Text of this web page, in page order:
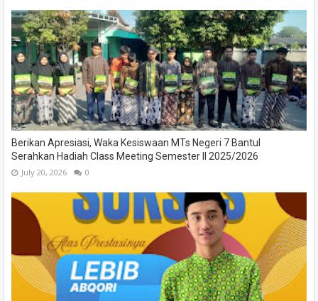
Berikan Apresiasi, Waka Kesiswaan MTs Negeri 7 Bantul
Serahkan Hadiah Class Meeting Semester II 2025/2026
July 20, 2026 0